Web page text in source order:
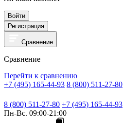
Войти
Регистрация
Сравнение
Сравнение
Перейти к сравнению
+7 (495) 165-44-93 8 (800) 511-27-80
8 (800) 511-27-80 +7 (495) 165-44-93
Пн-Вс. 09:00-21:00